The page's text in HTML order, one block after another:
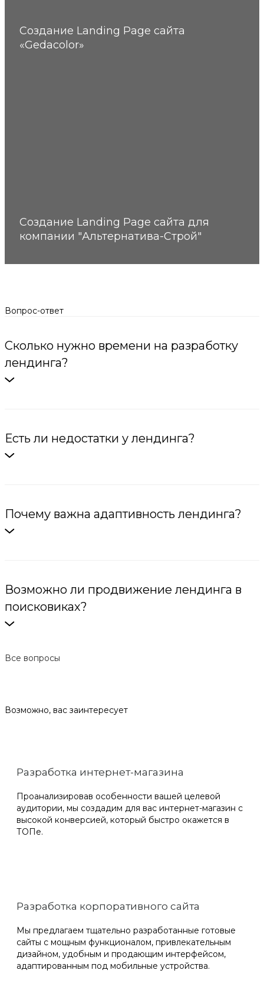
Создание Landing Page сайта
«Gedacolor»
Создание Landing Page сайта для
компании "Альтернатива-Строй"
Вопрос-ответ
Сколько нужно времени на разработку
лендинга?
Есть ли недостатки у лендинга?
Почему важна адаптивность лендинга?
Возможно ли продвижение лендинга в
поисковиках?
Все вопросы
Возможно, вас заинтересует
Разработка интернет-магазина
Проанализировав особенности вашей целевой
аудитории, мы создадим для вас интернет-магазин с
высокой конверсией, который быстро окажется в
ТОПе.
Разработка корпоративного сайта
Мы предлагаем тщательно разработанные готовые
сайты с мощным функционалом, привлекательным
дизайном, удобным и продающим интерфейсом,
адаптированным под мобильные устройства.